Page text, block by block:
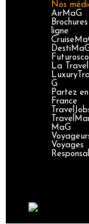
Nos
AirMaG
ligne
La Travel
G
Partez en
France
MaG
Voyages